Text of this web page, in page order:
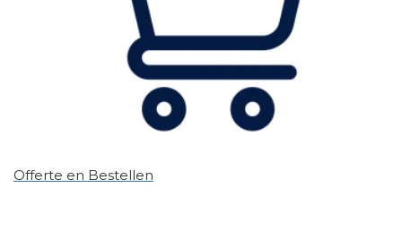
Offerte en Bestellen